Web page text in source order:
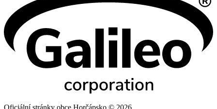
Oficiální stránky obce Horčápsko © 2026